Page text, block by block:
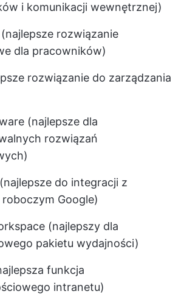
i komunikacji wewnętrznej)
rozwiązanie
dla pracowników)
rozwiązanie do zarządzania
(najlepsze dla
rozwiązań
do integracji z
Google)
(najlepszy dla
pakietu wydajności)
funkcja
intranetu)